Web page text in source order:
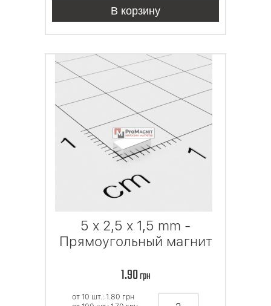
В корзину
5 x 2,5 x 1,5 mm -
Прямоугольный магнит
1.90грн
от 10 шт.: 1.80 грн